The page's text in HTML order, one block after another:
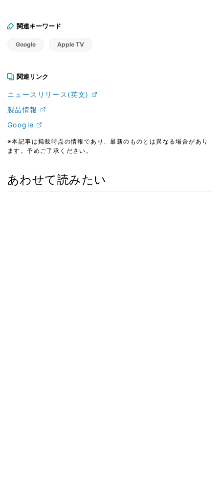
関連キーワード
Google Apple TV
関連リンク
ニュースリリース(英文)
製品情報
Google
※本記事は掲載時点の情報であり、最新のものとは異なる場合があり
ます。予めご了承ください。
あわせて読みたい